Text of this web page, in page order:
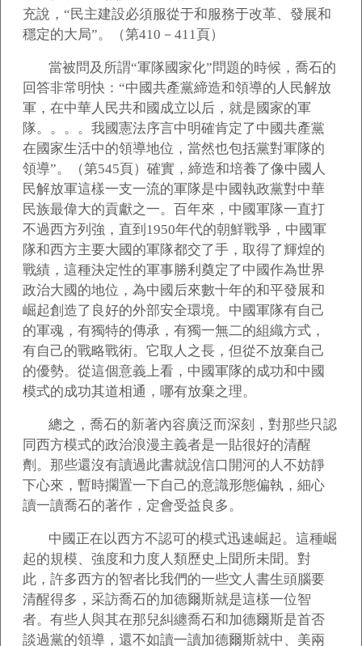
充說，“民主建設必須服從于和服務于改革、發展和
穩定的大局”。（第410－411頁）
當被問及所謂“軍隊國家化”問題的時候，喬石的
回答非常明快：“中國共產黨締造和領導的人民解放
軍，在中華人民共和國成立以后，就是國家的軍
隊。。。。我國憲法序言中明確肯定了中國共產黨
在國家生活中的領導地位，當然也包括黨對軍隊的
領導”。（第545頁）確實，締造和培養了像中國人
民解放軍這樣一支一流的軍隊是中國執政黨對中華
民族最偉大的貢獻之一。百年來，中國軍隊一直打
不過西方列強，直到1950年代的朝鮮戰爭，中國軍
隊和西方主要大國的軍隊都交了手，取得了輝煌的
戰績，這種決定性的軍事勝利奠定了中國作為世界
政治大國的地位，為中國后來數十年的和平發展和
崛起創造了良好的外部安全環境。中國軍隊有自己
的軍魂，有獨特的傳承，有獨一無二的組織方式，
有自己的戰略戰術。它取人之長，但從不放棄自己
的優勢。從這個意義上看，中國軍隊的成功和中國
模式的成功其道相通，哪有放棄之理。
總之，喬石的新著內容廣泛而深刻，對那些只認
同西方模式的政治浪漫主義者是一貼很好的清醒
劑。那些還沒有讀過此書就說信口開河的人不妨靜
下心來，暫時擱置一下自己的意識形態偏執，細心
讀一讀喬石的著作，定會受益良多。
中國正在以西方不認可的模式迅速崛起。這種崛
起的規模、強度和力度人類歷史上聞所未聞。對
此，許多西方的智者比我們的一些文人書生頭腦要
清醒得多，采訪喬石的加德爾斯就是這樣一位智
者。有些人與其在那兒糾纏喬石和加德爾斯是首否
談過黨的領導，還不如讀一讀加德爾斯就中、美兩